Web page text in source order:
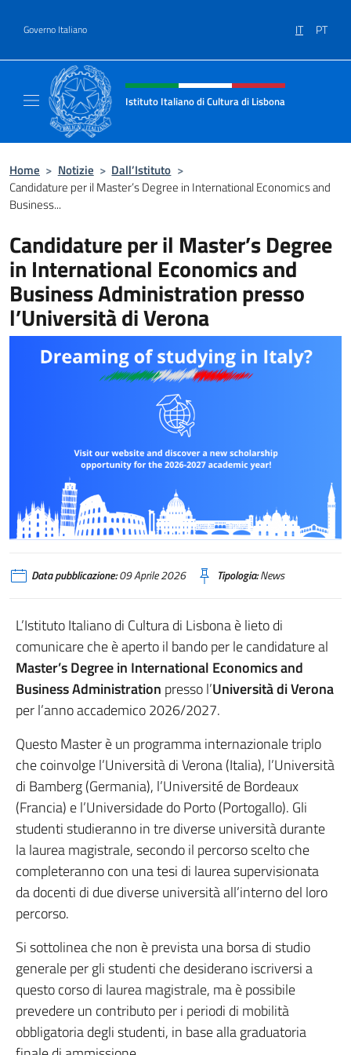
Governo Italiano IT PT
Intestazione sito, social e menù
Istituto Italiano di Cultura di Lisbona
Home > Notizie > Dall’Istituto >
Candidature per il Master’s Degree in International Economics and
Business...
Candidature per il Master’s Degree
in International Economics and
Business Administration presso
l’Università di Verona
Data pubblicazione:09 Aprile 2026 Tipologia:News
L’Istituto Italiano di Cultura di Lisbona è lieto di
comunicare che è aperto il bando per le candidature al
Master’s Degree in International Economics and
Business Administration presso l’Università di Verona
per l’anno accademico 2026/2027.
Questo Master è un programma internazionale triplo
che coinvolge l’Università di Verona (Italia), l’Università
di Bamberg (Germania), l’Université de Bordeaux
(Francia) e l’Universidade do Porto (Portogallo). Gli
studenti studieranno in tre diverse università durante
la laurea magistrale, secondo il percorso scelto che
completeranno con una tesi di laurea supervisionata
da docenti di due diverse università all’interno del loro
percorso.
Si sottolinea che non è prevista una borsa di studio
generale per gli studenti che desiderano iscriversi a
questo corso di laurea magistrale, ma è possibile
prevedere un contributo per i periodi di mobilità
obbligatoria degli studenti, in base alla graduatoria